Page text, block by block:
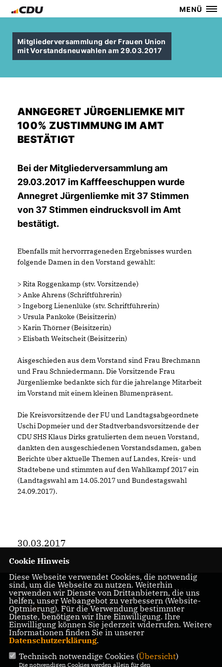
MENÜ
Mitgliederversammlung der Frauen Union
mit Vorstandsneuwahlen am 29.03.2017
ANNGEGRET JÜRGENLIEMKE MIT
100% ZUSTIMMUNG IM AMT
BESTÄTIGT
Bei der Mitgliederversammlung am
29.03.2017 im Kafffeeschuppen wurde
Annegret Jürgenliemke mit 37 Stimmen
von 37 Stimmen eindrucksvoll im Amt
bestätigt.
Ebenfalls mit hervorrrageneden Ergebnisses wurden
folgende Damen in den Vorstand gewählt:
> Rita Roggenkamp (stv. Vorsitzende)
> Anke Ahrens (Schriftführerin)
> Ingeborg Lienenlüke (stv. Schriftführerin)
> Ursula Pankoke (Beisitzerin)
> Karin Thörner (Beisitzerin)
> Elisbath Weitscheit (Beisitzerin)
Aisgeschieden aus dem Vorstand sind Frau Brechmann
und Frau Schniedermann. Die Vorsitzende Frau
Jürgenliemke bedankte sich für die jahrelange Mitarbeit
im Vorstand mit einem kleinen Blumenpräsent.
Die Kreisvorsitzende der FU und Landtagsabgeordnete
Uschi Dopmeier und der Stadtverbandsvorsitzende der
CDU SHS Klaus Dirks gratulierten dem neuen Vorstand,
dankten den ausgeschiedenen Vorstandsdamen, gaben
Berichte über aktuelle Themen auf Landes, Kreis- und
Stadtebene und stimmten auf den Wahlkampf 2017 ein
(Landtagswahl am 14.05.2017 und Bundestagswahl
24.09.2017).
30.03.2017
CDU Schloß Holte-
Stukenbrock
IMPRESSUM DATENSCHUTZ KONTAKT
Cookie Hinweis
Diese Webseite verwendet Cookies, die notwendig
sind, um die Webseite zu nutzen. Weiterhin
verwenden wir Dienste von Drittanbietern, die uns
helfen, unser Webangebot zu verbessern (Website-
Optmierung). Für die Verwendung bestimmter
Dienste, benötigen wir Ihre Einwilligung. Ihre
Einwilligung können Sie jederzeit widerrufen. Weitere
Informationen finden Sie in unserer
Datenschutzerklärung.
Technisch notwendige Cookies (Übersicht)
Die notwendigen Cookies werden allein für den